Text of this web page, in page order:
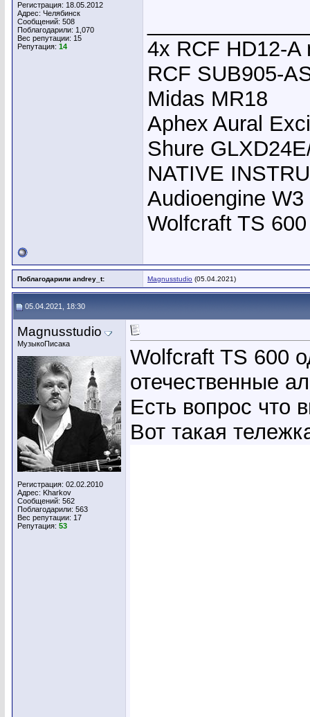
Регистрация: 18.05.2012
Адрес: Челябинск
Сообщений: 508
Поблагодарили: 1,070
Вес репутации: 15
Репутация: 14
4х RCF HD12-A
RCF SUB905-
Midas MR18
Aphex Aural
Shure
NATIVE
Audioengine W3
Wolfcraft TS 600
Поблагодарили andrey_t: Magnusstudio (05.04.2021)
05.04.2021, 18:30
Magnusstudio
МузыкоПисака
Регистрация: 02.02.2010
Адрес: Kharkov
Сообщений: 562
Поблагодарили: 563
Вес репутации: 17
Репутация: 53
Wolfcraft TS 600
отечественные
Есть вопрос что
Вот такая